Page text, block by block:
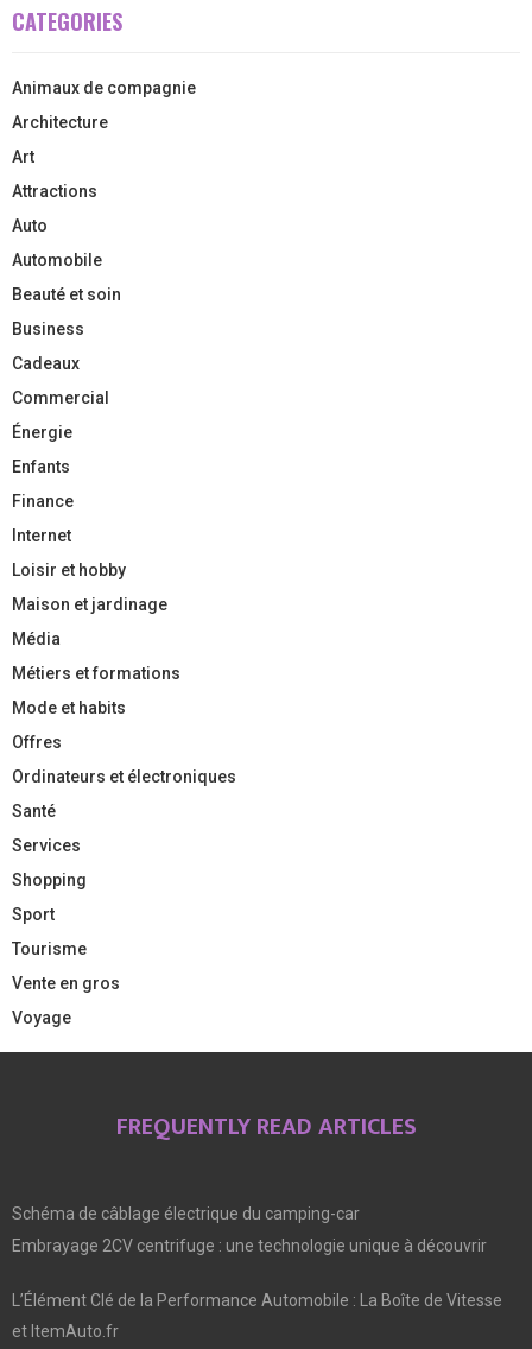
CATEGORIES
Animaux de compagnie
Architecture
Art
Attractions
Auto
Automobile
Beauté et soin
Business
Cadeaux
Commercial
Énergie
Enfants
Finance
Internet
Loisir et hobby
Maison et jardinage
Média
Métiers et formations
Mode et habits
Offres
Ordinateurs et électroniques
Santé
Services
Shopping
Sport
Tourisme
Vente en gros
Voyage
FREQUENTLY READ ARTICLES
Schéma de câblage électrique du camping-car
Embrayage 2CV centrifuge : une technologie unique à découvrir
L’Élément Clé de la Performance Automobile : La Boîte de Vitesse
et ItemAuto.fr